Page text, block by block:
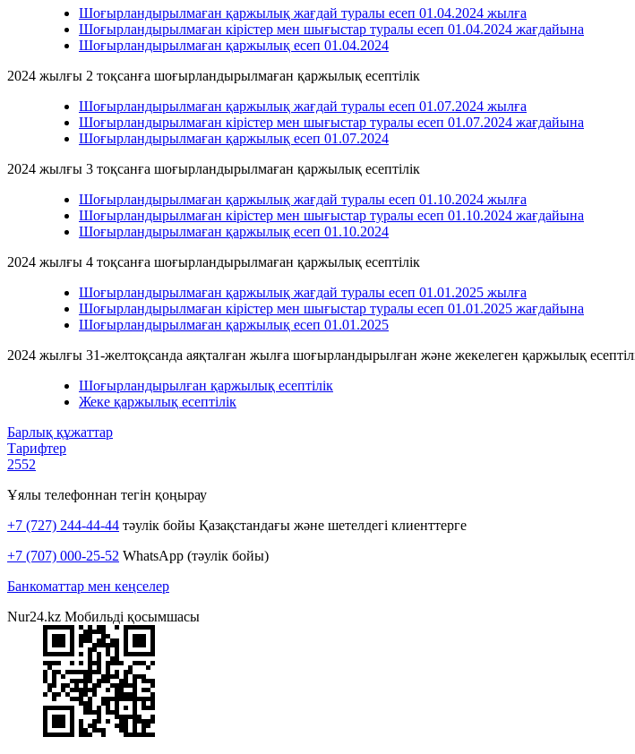
Шоғырландырылмаған қаржылық жағдай туралы есеп 01.04.2024 жылға
Шоғырландырылмаған кірістер мен шығыстар туралы есеп 01.04.2024 жағдайына
Шоғырландырылмаған қаржылық есеп 01.04.2024
2024 жылғы 2 тоқсанға шоғырландырылмаған қаржылық есептілік
Шоғырландырылмаған қаржылық жағдай туралы есеп 01.07.2024 жылға
Шоғырландырылмаған кірістер мен шығыстар туралы есеп 01.07.2024 жағдайына
Шоғырландырылмаған қаржылық есеп 01.07.2024
2024 жылғы 3 тоқсанға шоғырландырылмаған қаржылық есептілік
Шоғырландырылмаған қаржылық жағдай туралы есеп 01.10.2024 жылға
Шоғырландырылмаған кірістер мен шығыстар туралы есеп 01.10.2024 жағдайына
Шоғырландырылмаған қаржылық есеп 01.10.2024
2024 жылғы 4 тоқсанға шоғырландырылмаған қаржылық есептілік
Шоғырландырылмаған қаржылық жағдай туралы есеп 01.01.2025 жылға
Шоғырландырылмаған кірістер мен шығыстар туралы есеп 01.01.2025 жағдайына
Шоғырландырылмаған қаржылық есеп 01.01.2025
2024 жылғы 31-желтоқсанда аяқталған жылға шоғырландырылған және жекелеген қаржылық
Шоғырландырылған қаржылық есептілік
Жеке қаржылық есептілік
Барлық құжаттар
Тарифтер
2552
Ұялы телефоннан тегін қоңырау
+7 (727) 244-44-44 тәулік бойы Қазақстандағы және шетелдегі клиенттерге
+7 (707) 000-25-52 WhatsApp (тәулік бойы)
Банкоматтар мен кеңселер
Nur24.kz Мобильді қосымшасы